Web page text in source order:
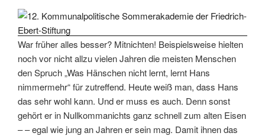
War früher alles besser? Mitnichten! Beispielsweise hielten
noch vor nicht allzu vielen Jahren die meisten Menschen
den Spruch „Was Hänschen nicht lernt, lernt Hans
nimmermehr“ für zutreffend. Heute weiß man, dass Hans
das sehr wohl kann. Und er muss es auch. Denn sonst
gehört er in Nullkommanichts ganz schnell zum alten Eisen
– – egal wie jung an Jahren er sein mag. Damit ihnen das